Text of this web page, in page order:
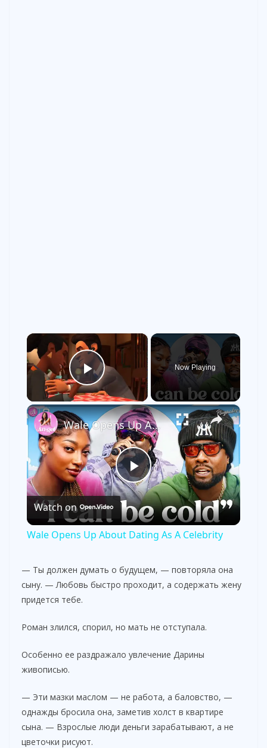
×
Play Video
Now Playing
×
P
l
y
V
i
d
e
Wale Opens Up About Dating As A Celebrity
Watch on
Wale Opens Up About Dating As A Celebrity
— Ты должен думать о будущем, — повторяла она
сыну. — Любовь быстро проходит, а содержать жену
придется тебе.
Роман злился, спорил, но мать не отступала.
Особенно ее раздражало увлечение Дарины
живописью.
— Эти мазки маслом — не работа, а баловство, —
однажды бросила она, заметив холст в квартире
сына. — Взрослые люди деньги зарабатывают, а не
цветочки рисуют.